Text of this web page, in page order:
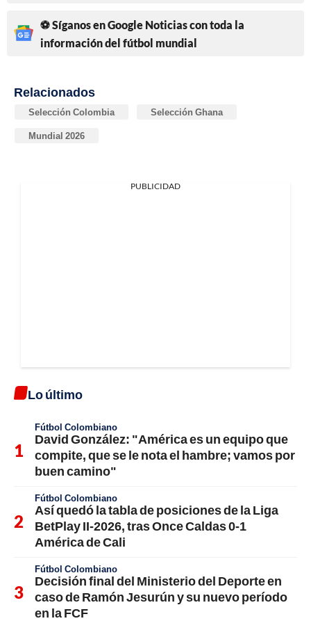
⚽ Síganos en Google Noticias con toda la
información del fútbol mundial
Relacionados
Selección Colombia Selección Ghana
Mundial 2026
PUBLICIDAD
Lo último
Fútbol Colombiano
David González: "América es un equipo que
compite, que se le nota el hambre; vamos por
buen camino"
Fútbol Colombiano
Así quedó la tabla de posiciones de la Liga
BetPlay II-2026, tras Once Caldas 0-1
América de Cali
Fútbol Colombiano
Decisión final del Ministerio del Deporte en
caso de Ramón Jesurún y su nuevo período
en la FCF